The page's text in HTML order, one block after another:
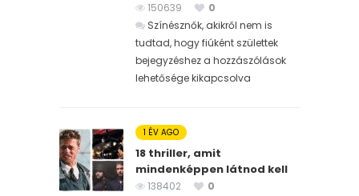
150639
0
Színésznők, akikről nem is
tudtad, hogy fiúként születtek
bejegyzéshez a hozzászólások
lehetősége kikapcsolva
1 ÉV AGO
18 thriller, amit
mindenképpen látnod kell
138402
0